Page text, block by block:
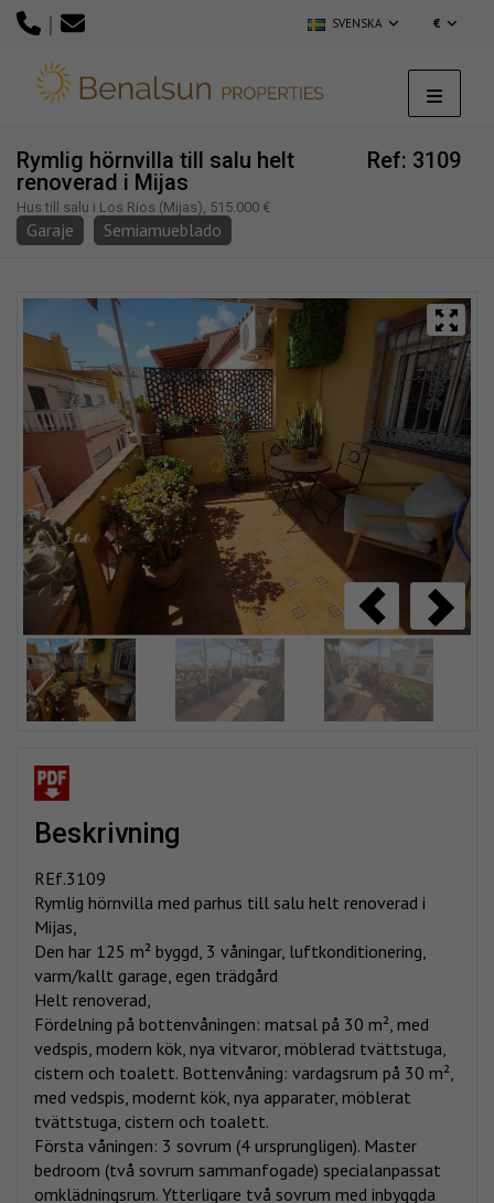
| SVENSKA €
Ref: 3109
Rymlig hörnvilla till salu helt
renoverad i Mijas
Hus till salu i Los Rios (Mijas), 515.000 €
Garaje Semiamueblado
beskrivning
REf.3109
Rymlig hörnvilla med parhus till salu helt renoverad i
Mijas,
Den har 125 m² byggd, 3 våningar, luftkonditionering,
varm/kallt garage, egen trädgård
Helt renoverad,
Fördelning på bottenvåningen: matsal på 30 m², med
vedspis, modern kök, nya vitvaror, möblerad tvättstuga,
cistern och toalett. Bottenvåning: vardagsrum på 30 m²,
med vedspis, modernt kök, nya apparater, möblerat
tvättstuga, cistern och toalett.
Första våningen: 3 sovrum (4 ursprungligen). Master
bedroom (två sovrum sammanfogade) specialanpassat
omklädningsrum. Ytterligare två sovrum med inbyggda